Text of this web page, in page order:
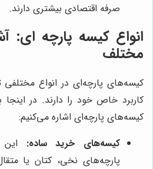
صرفه اقتصادی بیشتری دارند.
انواع کیسه پارچه ای:
مختلف
کیسه‌های پارچه‌ای در انواع
کاربرد خاص خود را دارند. در اینجا
کیسه‌های پارچه‌ای اشاره می‌کنیم:
کیسه‌های خرید ساده:
پارچه‌های نخی، کتان یا